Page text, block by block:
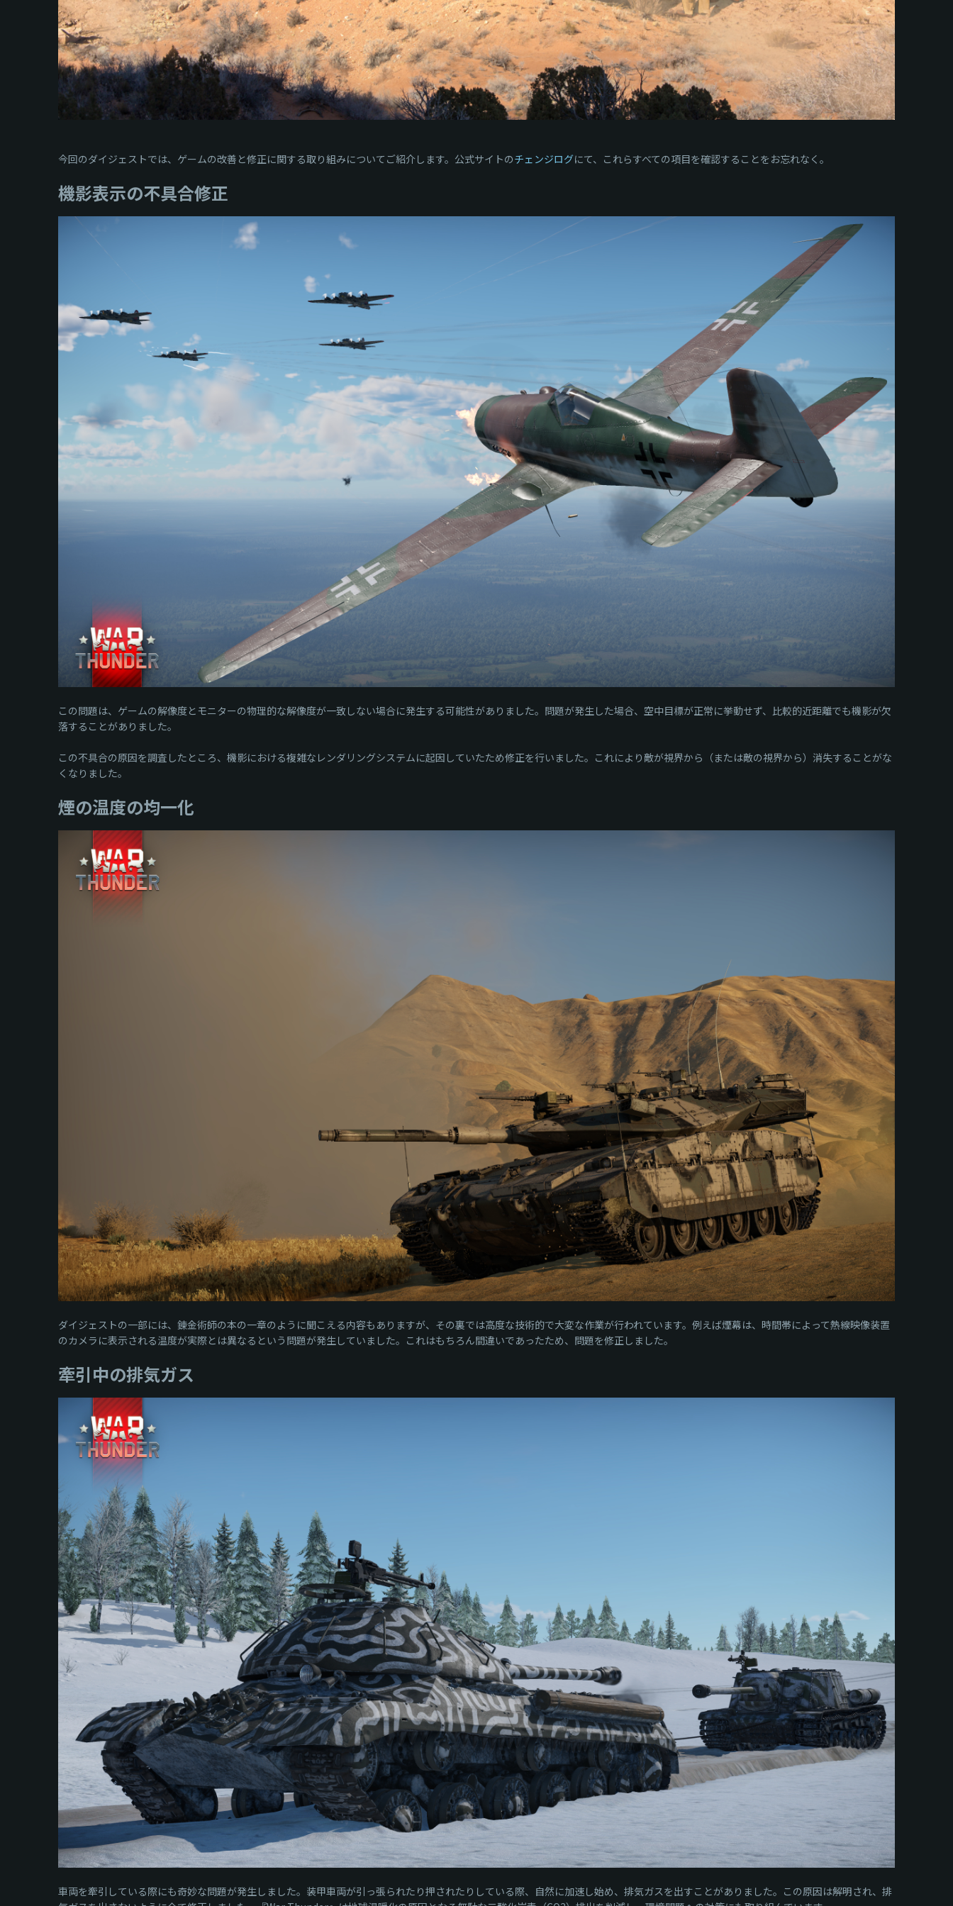
今回のダイジェストでは、ゲームの改善と修正に関する取り組みについてご紹介します。公式サイトのチェンジログにて、これらすべての項目を確認することをお忘れなく。
機影表示の不具合修正
この問題は、ゲームの解像度とモニターの物理的な解像度が一致しない場合に発生する可能性がありました。問題が発生した場合、空中目標が正常に挙動せず、比較的近距離でも機影が欠
落することがありました。
この不具合の原因を調査したところ、機影における複雑なレンダリングシステムに起因していたため修正を行いました。これにより敵が視界から（または敵の視界から）消失することがな
くなりました。
煙の温度の均一化
ダイジェストの一部には、錬金術師の本の一章のように聞こえる内容もありますが、その裏では高度な技術的で大変な作業が行われています。例えば煙幕は、時間帯によって熱線映像装置
のカメラに表示される温度が実際とは異なるという問題が発生していました。これはもちろん間違いであったため、問題を修正しました。
牽引中の排気ガス
車両を牽引している際にも奇妙な問題が発生しました。装甲車両が引っ張られたり押されたりしている際、自然に加速し始め、排気ガスを出すことがありました。この原因は解明され、排